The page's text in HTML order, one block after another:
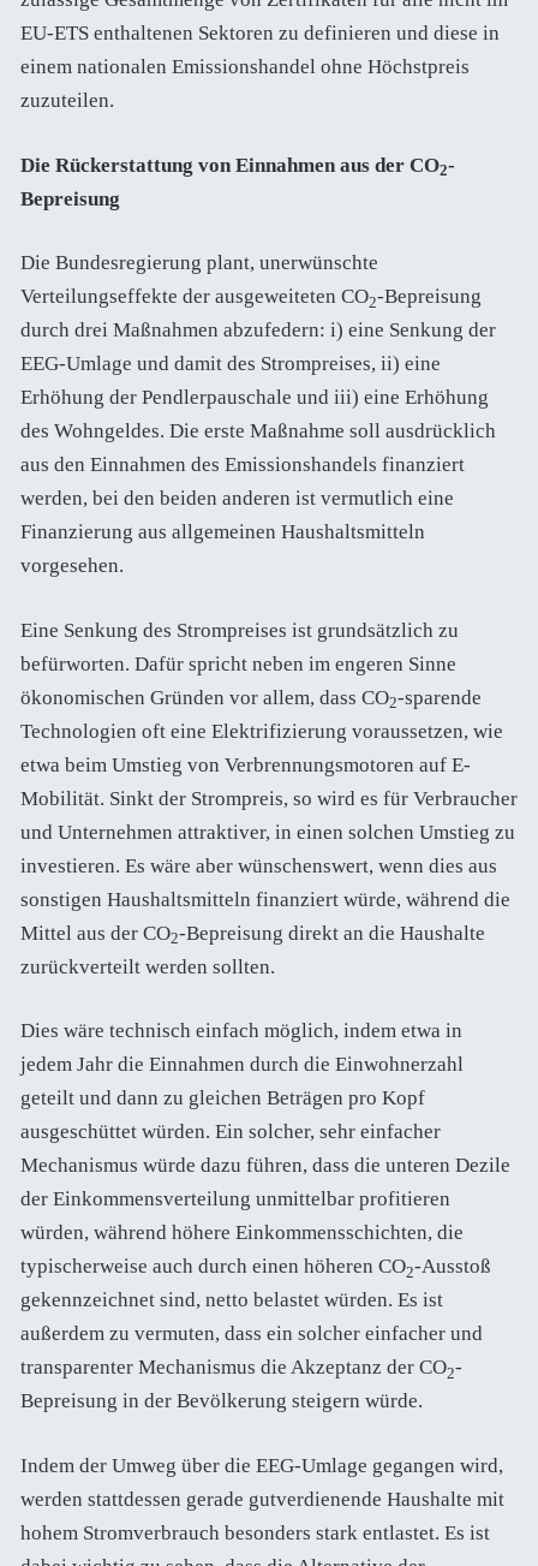
EU-ETS enthaltenen Sektoren zu definieren und diese in
einem nationalen Emissionshandel ohne Höchstpreis
zuzuteilen.
Die Rückerstattung von Einnahmen aus der CO2-
Bepreisung
Die Bundesregierung plant, unerwünschte
Verteilungseffekte der ausgeweiteten CO2-Bepreisung
durch drei Maßnahmen abzufedern: i) eine Senkung der
EEG-Umlage und damit des Strompreises, ii) eine
Erhöhung der Pendlerpauschale und iii) eine Erhöhung
des Wohngeldes. Die erste Maßnahme soll ausdrücklich
aus den Einnahmen des Emissionshandels finanziert
werden, bei den beiden anderen ist vermutlich eine
Finanzierung aus allgemeinen Haushaltsmitteln
vorgesehen.
Eine Senkung des Strompreises ist grundsätzlich zu
befürworten. Dafür spricht neben im engeren Sinne
ökonomischen Gründen vor allem, dass CO2-sparende
Technologien oft eine Elektrifizierung voraussetzen, wie
etwa beim Umstieg von Verbrennungsmotoren auf E-
Mobilität. Sinkt der Strompreis, so wird es für Verbraucher
und Unternehmen attraktiver, in einen solchen Umstieg zu
investieren. Es wäre aber wünschenswert, wenn dies aus
sonstigen Haushaltsmitteln finanziert würde, während die
Mittel aus der CO2-Bepreisung direkt an die Haushalte
zurückverteilt werden sollten.
Dies wäre technisch einfach möglich, indem etwa in
jedem Jahr die Einnahmen durch die Einwohnerzahl
geteilt und dann zu gleichen Beträgen pro Kopf
ausgeschüttet würden. Ein solcher, sehr einfacher
Mechanismus würde dazu führen, dass die unteren Dezile
der Einkommensverteilung unmittelbar profitieren
würden, während höhere Einkommensschichten, die
typischerweise auch durch einen höheren CO2-Ausstoß
gekennzeichnet sind, netto belastet würden. Es ist
außerdem zu vermuten, dass ein solcher einfacher und
transparenter Mechanismus die Akzeptanz der CO2-
Bepreisung in der Bevölkerung steigern würde.
Indem der Umweg über die EEG-Umlage gegangen wird,
werden stattdessen gerade gutverdienende Haushalte mit
hohem Stromverbrauch besonders stark entlastet. Es ist